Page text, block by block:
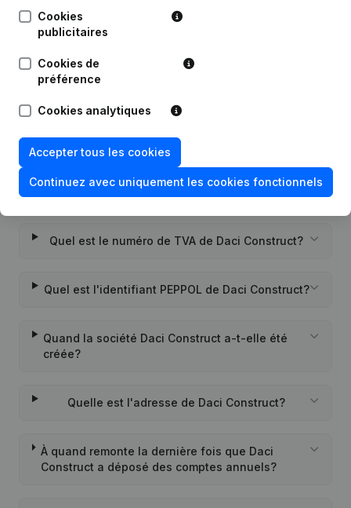
Date
Succursale, etc...)
Questions fréquemment posées
Quel est le numéro de TVA de Daci Construct?
Quel est l'identifiant PEPPOL de Daci Construct?
Quand la société Daci Construct a-t-elle été
créée?
Quelle est l'adresse de Daci Construct?
À quand remonte la dernière fois que Daci
Construct a déposé des comptes annuels?
Cookies
publicitaires
Cookies de
préférence
Cookies analytiques
Accepter tous les cookies
Continuez avec uniquement les cookies fonctionnels